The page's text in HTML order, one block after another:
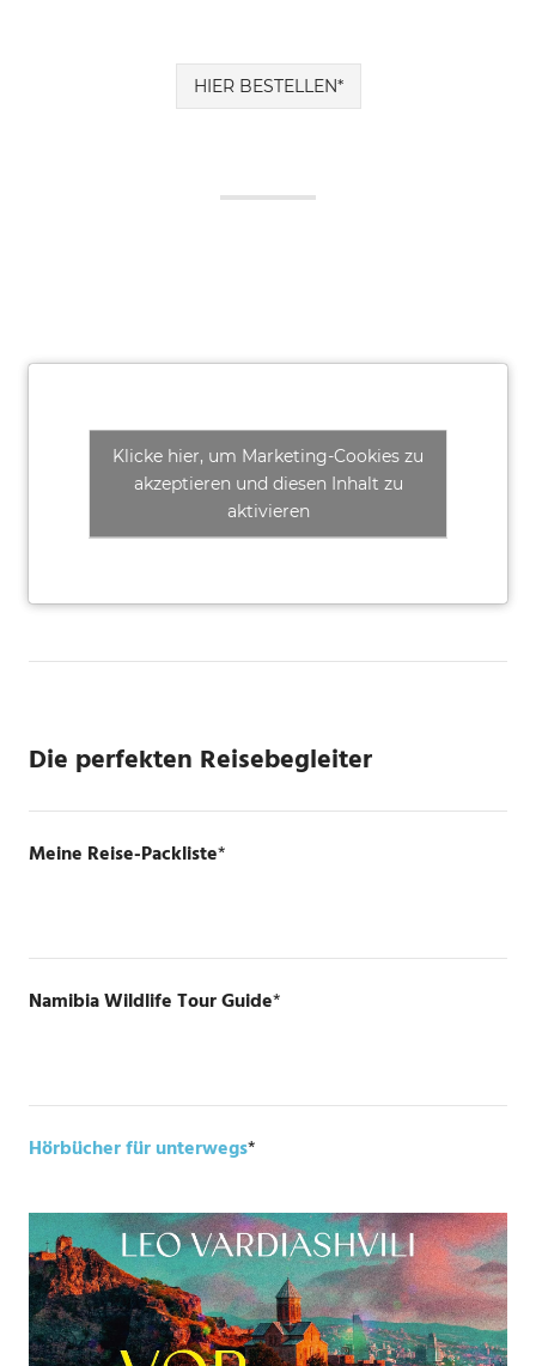
HIER BESTELLEN*
Klicke hier, um Marketing-Cookies zu
akzeptieren und diesen Inhalt zu
aktivieren
Die perfekten Reisebegleiter
Meine Reise-Packliste*
Namibia Wildlife Tour Guide*
Hörbücher für unterwegs*